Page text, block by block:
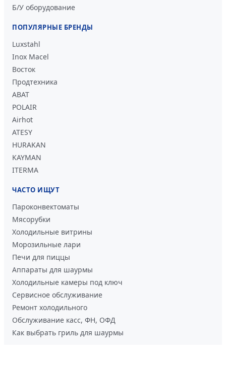
Б/У оборудование
ПОПУЛЯРНЫЕ БРЕНДЫ
Luxstahl
Inox Macel
Восток
Продтехника
ABAT
POLAIR
Airhot
ATESY
HURAKAN
KAYMAN
ITERMA
ЧАСТО ИЩУТ
Пароконвектоматы
Мясорубки
Холодильные витрины
Морозильные лари
Печи для пиццы
Аппараты для шаурмы
Холодильные камеры под ключ
Сервисное обслуживание
Ремонт холодильного
Обслуживание касс, ФН, ОФД
Как выбрать гриль для шаурмы